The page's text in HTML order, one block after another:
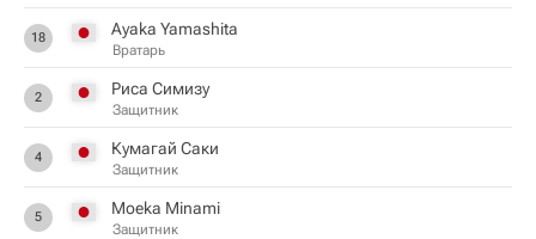
18 Ayaka Yamashita
Вратарь
2 Риса Симизу
Защитник
4 Кумагай Саки
Защитник
5 Moeka Minami
Защитник